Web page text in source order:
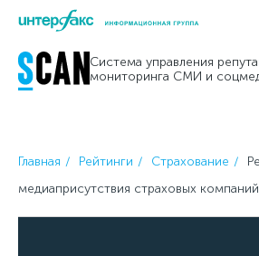
Skip
content
Система управления
мониторинга СМИ и
Главная Рейтинги Страхование
медиаприсутствия страховых